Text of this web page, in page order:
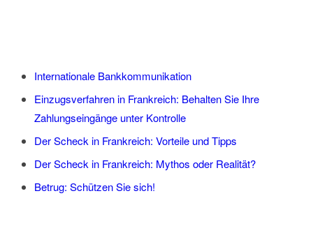
Internationale Bankkommunikation
Einzugsverfahren in Frankreich: Behalten Sie Ihre
Zahlungseingänge unter Kontrolle
Der Scheck in Frankreich: Vorteile und Tipps
Der Scheck in Frankreich: Mythos oder Realität?
Betrug: Schützen Sie sich!